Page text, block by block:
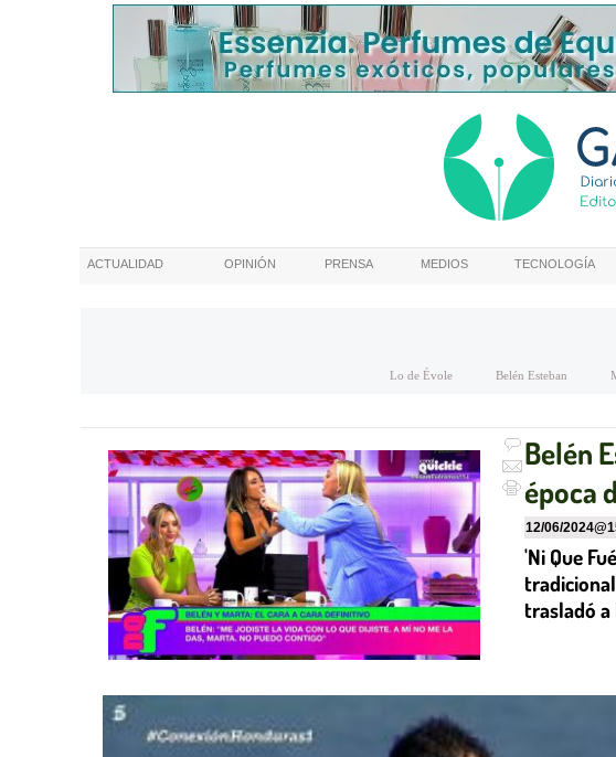
ACTUALIDAD OPINIÓN PRENSA MEDIOS TECNOLOGÍA
Lo de Évole Belén Esteban
Belén
época
12/06/2024@
'Ni Que
trasladó a